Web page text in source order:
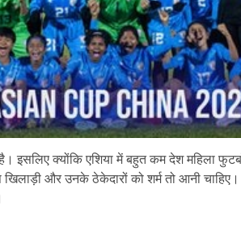
इसलिए क्योंकि एशिया में बहुत कम देश
और उनके ठेकेदारों को शर्म तो आनी